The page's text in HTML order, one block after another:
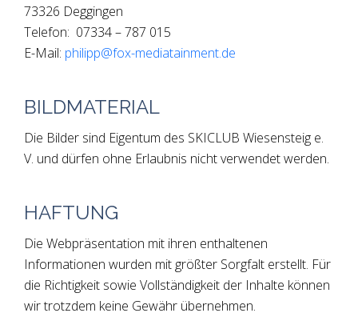
73326 Deggingen
Telefon: 07334 – 787 015
E-Mail: philipp@fox-mediatainment.de
BILDMATERIAL
Die Bilder sind Eigentum des SKICLUB Wiesensteig e.
V. und dürfen ohne Erlaubnis nicht verwendet werden.
HAFTUNG
Die Webpräsentation mit ihren enthaltenen
Informationen wurden mit größter Sorgfalt erstellt. Für
die Richtigkeit sowie Vollständigkeit der Inhalte können
wir trotzdem keine Gewähr übernehmen.